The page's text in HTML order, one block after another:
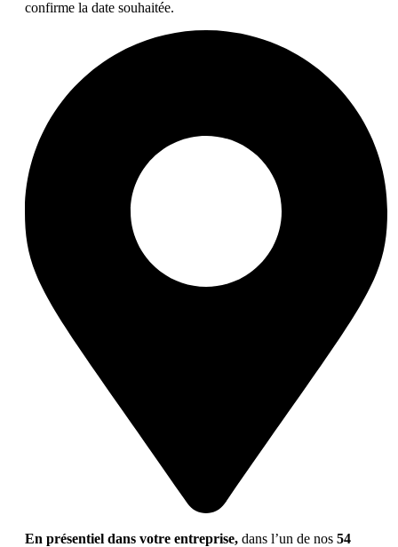
confirme la date souhaitée.
En présentiel dans votre entreprise, dans l’un de nos 54